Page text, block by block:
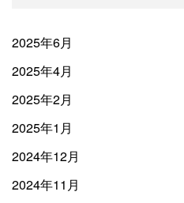
2025年6月
2025年4月
2025年2月
2025年1月
2024年12月
2024年11月